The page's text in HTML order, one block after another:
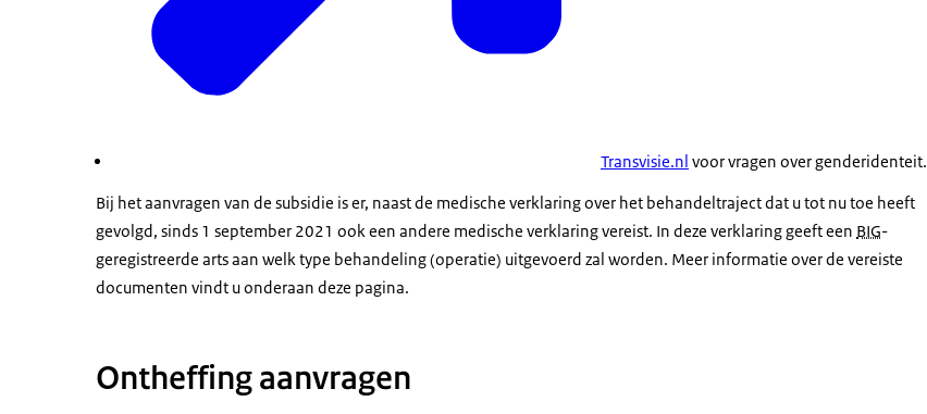
Transvisie.nl voor vragen over genderidenteit.
Bij het aanvragen van de subsidie is er, naast de medische verklaring over het behandeltraject dat u tot nu toe heeft
gevolgd, sinds 1 september 2021 ook een andere medische verklaring vereist. In deze verklaring geeft een BIG-
geregistreerde arts aan welk type behandeling (operatie) uitgevoerd zal worden. Meer informatie over de vereiste
documenten vindt u onderaan deze pagina.
Ontheffing aanvragen